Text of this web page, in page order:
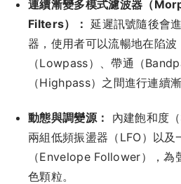
連續漸變多模式濾波器（
Filters）： 延遲訊號隨後會
器，使用者可以流暢地在陷
（Lowpass）、帶通（
（Highpass）之間進行連續漸
動態與調變源：
內建飽和度
兩組低頻振盪器（LFO）以及
（Envelope Follower），為
色顆粒。